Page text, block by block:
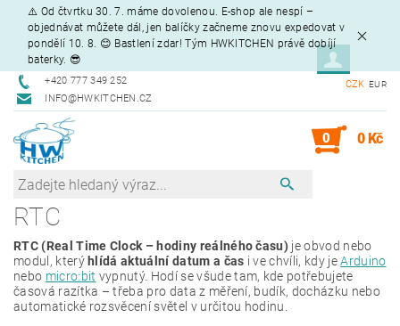
⚠️ Od čtvrtku 30. 7. máme dovolenou. E-shop ale nespí –
objednávat můžete dál, jen balíčky začneme znovu expedovat v
pondělí 10. 8. 😊 Bastlení zdar! Tým HWKITCHEN právě dobíjí
baterky. 😎
+420 777 349 252
INFO@HWKITCHEN.CZ
CZK EUR
0 0 Kč
RTC
RTC (Real Time Clock – hodiny reálného času) je obvod nebo
modul, který hlídá aktuální datum a čas i ve chvíli, kdy jeArduino
nebo micro:bit vypnutý. Hodí se všude tam, kde potřebujete
časová razítka – třeba pro data z měření, budík, docházku nebo
automatické rozsvěcení světel v určitou hodinu.